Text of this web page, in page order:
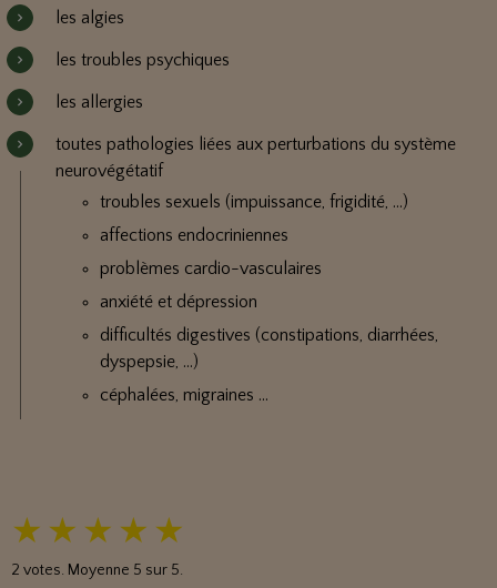
les algies
les troubles psychiques
les allergies
toutes pathologies liées aux perturbations du système
neurovégétatif
troubles sexuels (impuissance, frigidité, …)
affections endocriniennes
problèmes cardio-vasculaires
anxiété et dépression
difficultés digestives (constipations, diarrhées,
dyspepsie, …)
céphalées, migraines …
★ ★ ★ ★ ★
2 votes. Moyenne 5 sur 5.